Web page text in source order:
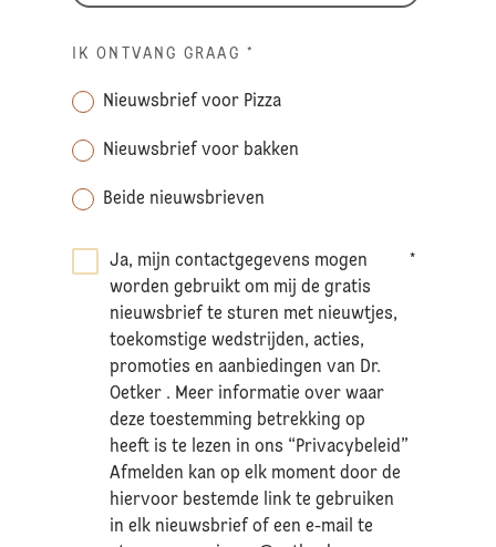
IK ONTVANG GRAAG *
Nieuwsbrief voor Pizza
Nieuwsbrief voor bakken
Beide nieuwsbrieven
Ja, mijn contactgegevens mogen
worden gebruikt om mij de gratis
nieuwsbrief te sturen met nieuwtjes,
toekomstige wedstrijden, acties,
promoties en aanbiedingen van Dr.
Oetker . Meer informatie over waar
deze toestemming betrekking op
heeft is te lezen in ons “Privacybeleid”
Afmelden kan op elk moment door de
hiervoor bestemde link te gebruiken
in elk nieuwsbrief of een e-mail te
*